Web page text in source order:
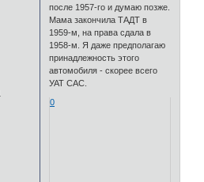
после 1957-го и думаю позже.
Мама закончила ТАДТ в
1959-м, на права сдала в
1958-м. Я даже предполагаю
принадлежность этого
автомобиля - скорее всего
УАТ САС.
0